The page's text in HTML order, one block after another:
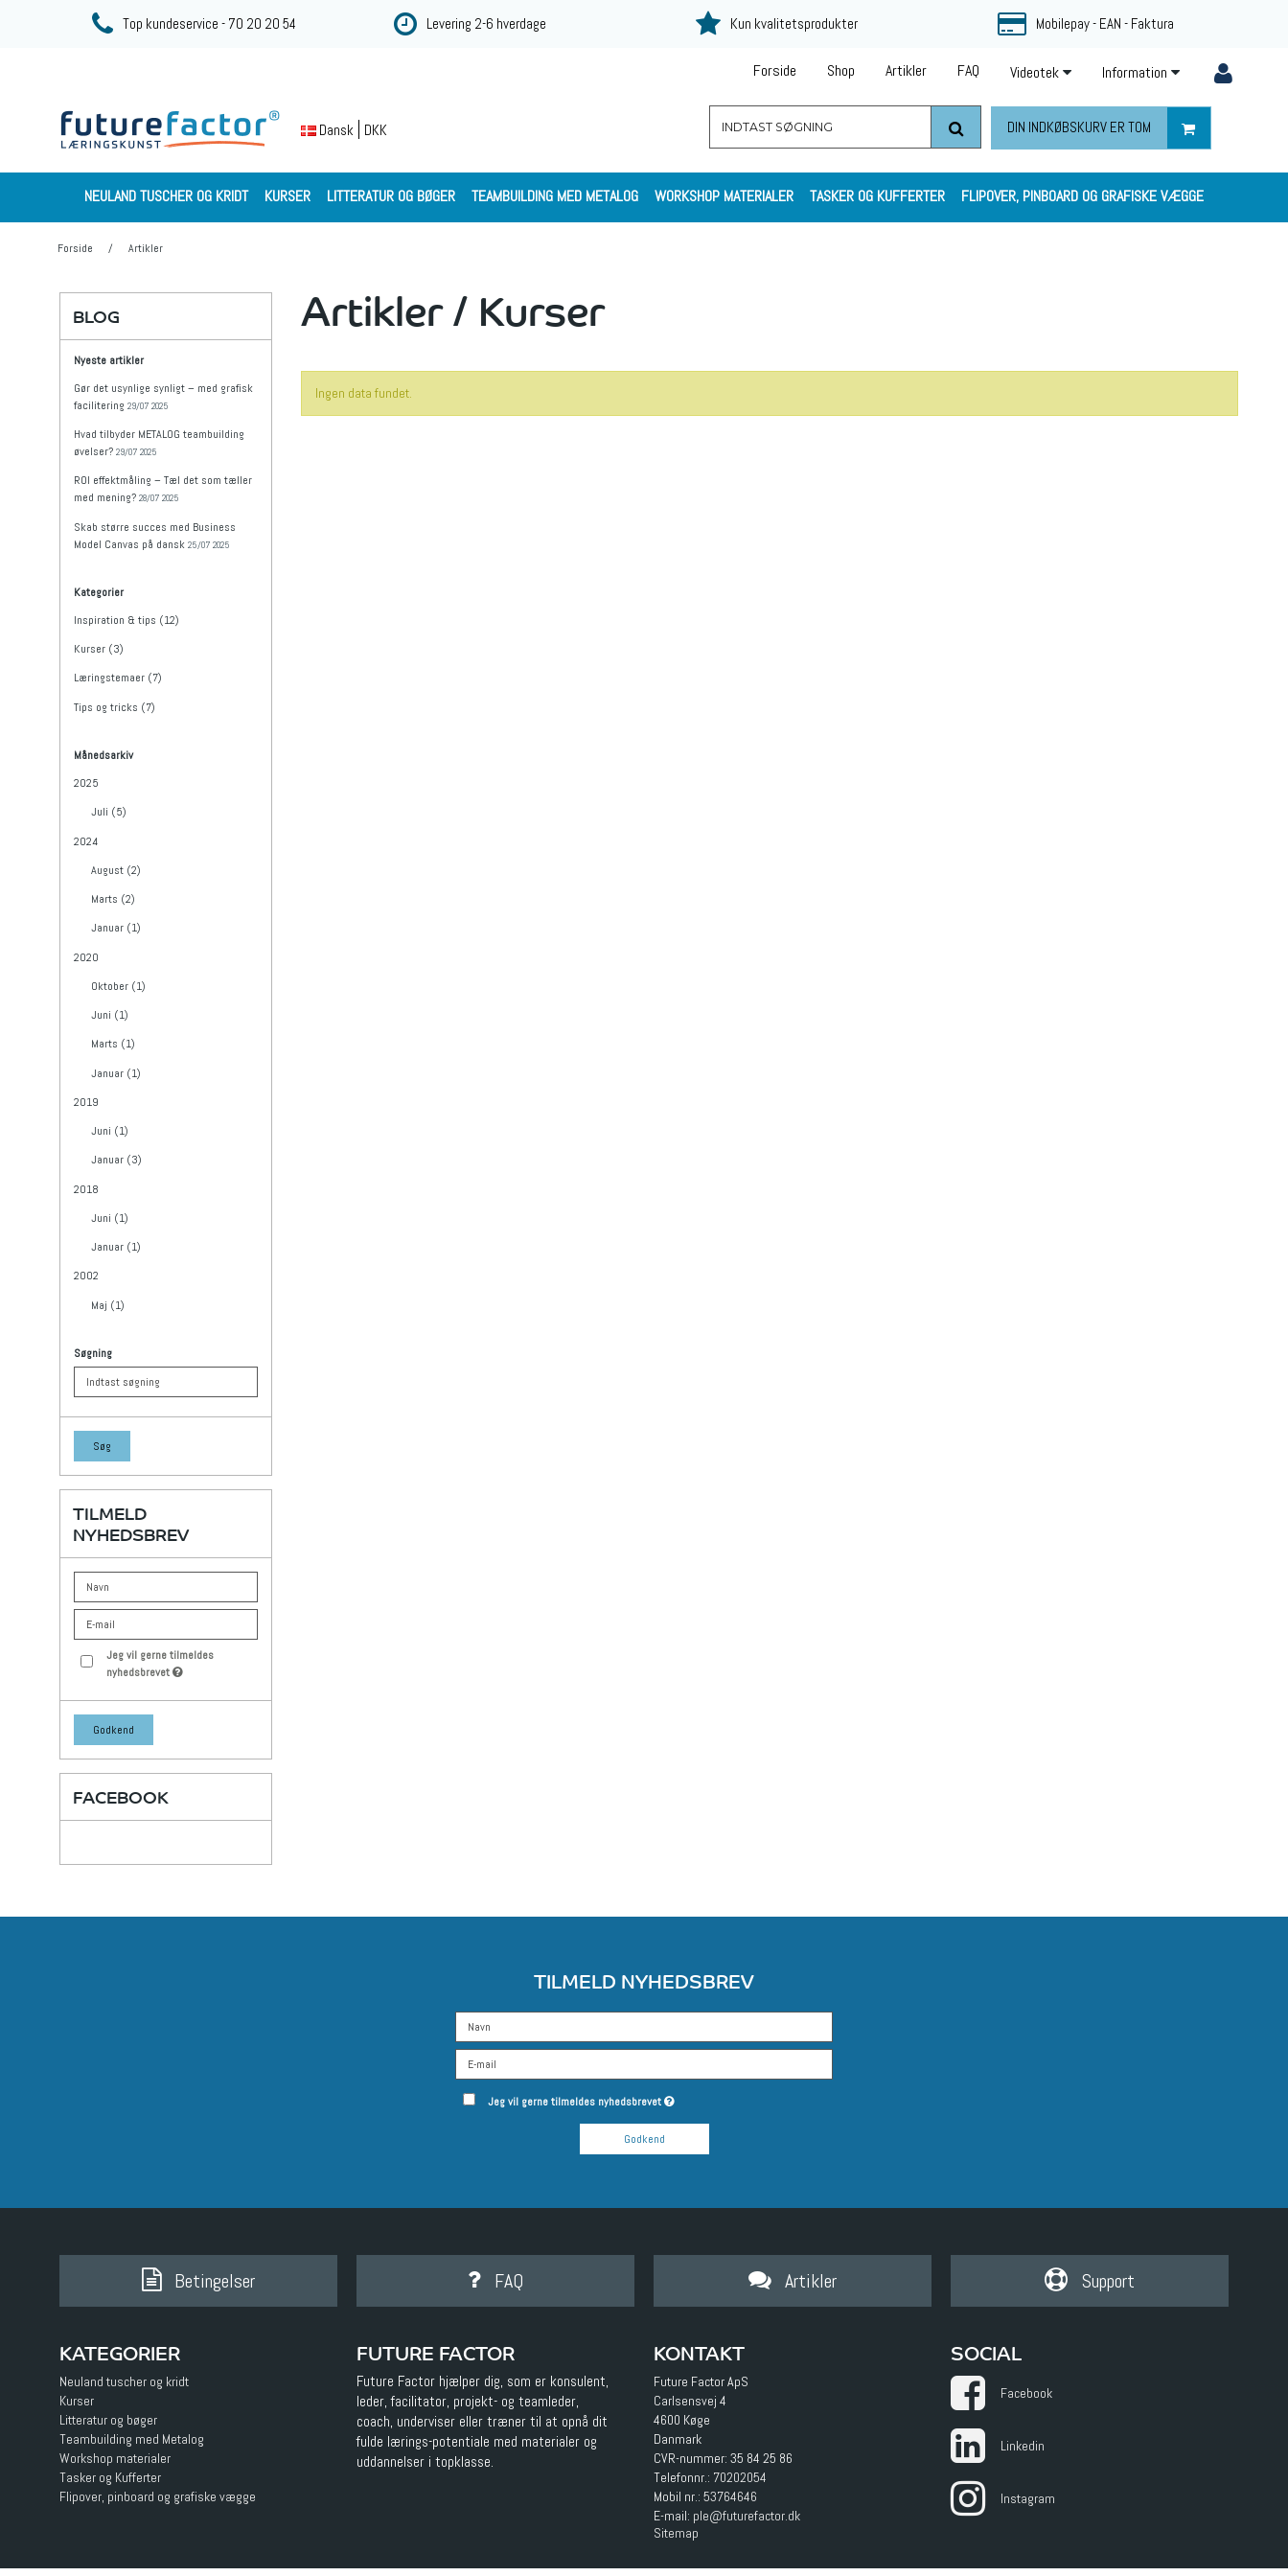
Top kundeservice - 70 20 20 54 Levering 2-6 hverdage Kun kvalitetsprodukter Mobilepay - EAN - Faktura
Information
Videotek
FAQ
Artikler
Shop
Forside
Dansk DKK DIN INDKØBSKURV ER TOM
NEULAND TUSCHER OG KRIDT KURSER LITTERATUR OG BØGER TEAMBUILDING MED METALOG WORKSHOP MATERIALER TASKER OG KUFFERTER FLIPOVER, PINBOARD OG GRAFISKE VÆGGE
Forside / Artikler
BLOG
Nyeste artikler
Gør det usynlige synligt – med grafisk
facilitering 29/07 2025
Hvad tilbyder METALOG teambuilding
øvelser? 29/07 2025
ROI effektmåling – Tæl det som tæller
med mening? 28/07 2025
Skab større succes med Business
Model Canvas på dansk 25/07 2025
Kategorier
Inspiration & tips (12)
Kurser (3)
Læringstemaer (7)
Tips og tricks (7)
Månedsarkiv
2025
Juli (5)
2024
August (2)
Marts (2)
Januar (1)
2020
Oktober (1)
Juni (1)
Marts (1)
Januar (1)
2019
Juni (1)
Januar (3)
2018
Juni (1)
Januar (1)
2002
Maj (1)
Søgning
Søg
TILMELD
NYHEDSBREV
Jeg vil gerne tilmeldes
nyhedsbrevet
Godkend
FACEBOOK
Artikler / Kurser
Ingen data fundet.
TILMELD NYHEDSBREV
Jeg vil gerne tilmeldes nyhedsbrevet
Godkend
Betingelser FAQ Artikler Support
KATEGORIER
Neuland tuscher og kridt
Kurser
Litteratur og bøger
Teambuilding med Metalog
Workshop materialer
Tasker og Kufferter
Flipover, pinboard og grafiske vægge
FUTURE FACTOR
Future Factor hjælper dig, som er konsulent,
leder, facilitator, projekt- og teamleder,
coach, underviser eller træner til at opnå dit
fulde lærings-potentiale med materialer og
uddannelser i topklasse.
KONTAKT
Future Factor ApS
Carlsensvej 4
4600 Køge
Danmark
CVR-nummer: 35 84 25 86
Telefonnr.: 70202054
Mobil nr.: 53764646
E-mail: ple@futurefactor.dk
Sitemap
SOCIAL
Facebook
Linkedin
Instagram